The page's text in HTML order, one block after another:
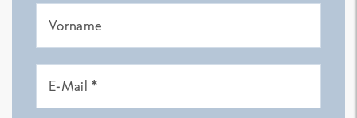
Vorname
E-Mail *